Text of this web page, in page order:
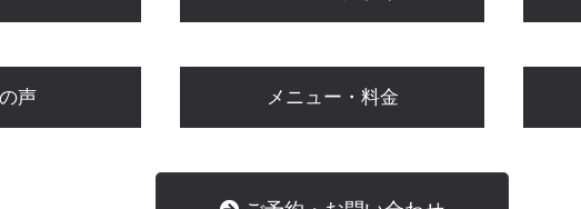
声 メニュー・料金